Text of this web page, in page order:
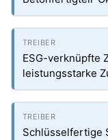
ESG-verknüpfte
leistungsstarke
Schlüsselfertige